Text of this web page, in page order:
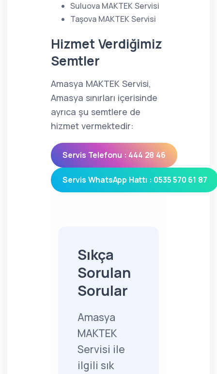
Suluova MAKTEK Servisi
Taşova MAKTEK Servisi
Hizmet Verdiğimiz
Semtler
Amasya MAKTEK Servisi,
Amasya sınırları içerisinde
ayrıca şu semtlere de
hizmet vermektedir:
Servis Telefonu : 444 28 46
Servis WhatsApp Hattı : 0535 570 61 87
Sıkça
Sorulan
Sorular
Amasya
MAKTEK
Servisi ile
ilgili sık